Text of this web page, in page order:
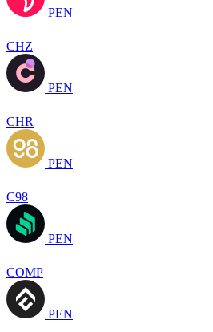
PEN
CHZ
PEN
CHR
PEN
C98
PEN
COMP
PEN